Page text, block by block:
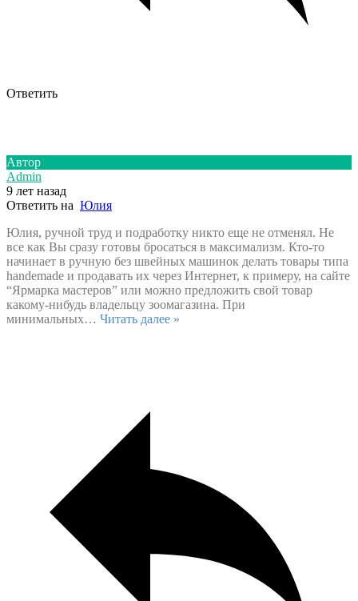
Ответить
Автор
Admin
9 лет назад
Ответить на Юлия
Юлия, ручной труд и подработку никто еще не отменял. Не
все как Вы сразу готовы бросаться в максимализм. Кто-то
начинает в ручную без швейных машинок делать товары типа
handemade и продавать их через Интернет, к примеру, на сайте
“Ярмарка мастеров” или можно предложить свой товар
какому-нибудь владельцу зоомагазина. При
минимальных… Читать далее »